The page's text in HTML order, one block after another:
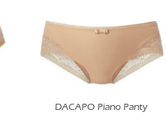
DACAPO Piano Panty